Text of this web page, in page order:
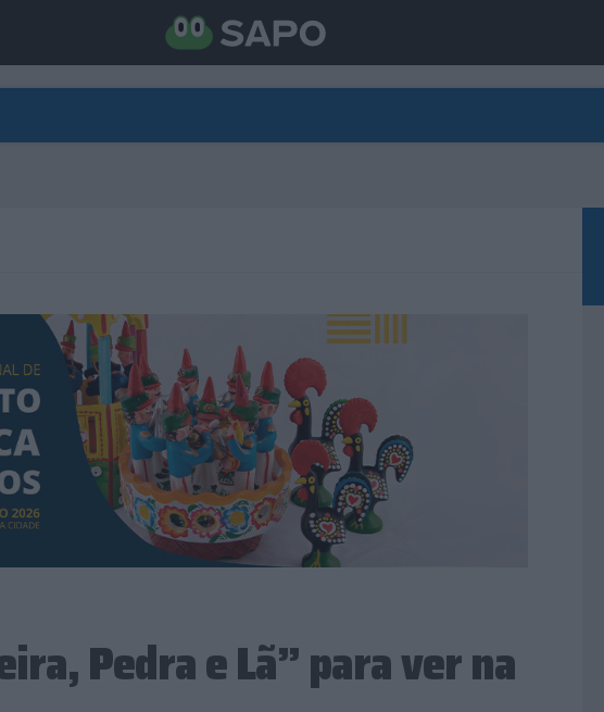
Pedra e Lã” para ver na